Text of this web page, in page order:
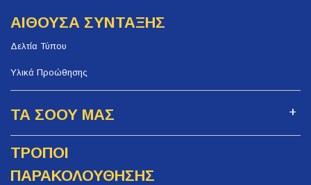
ΑΙΘΟΥΣΑ ΣΥΝΤΑΞΗΣ
Δελτία Τύπου
Υλικά Προώθησης
ΤΑ ΣΟΟΥ ΜΑΣ
ΤΡΟΠΟΙ
ΠΑΡΑΚΟΛΟΥΘΗΣΗΣ